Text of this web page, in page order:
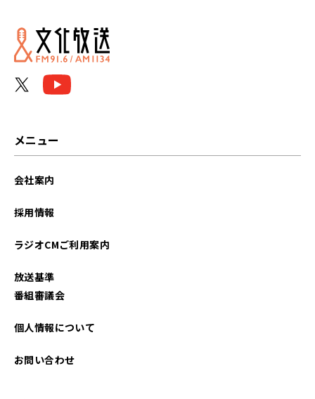
メニュー
会社案内
採用情報
ラジオCMご利用案内
放送基準
番組審議会
個人情報について
お問い合わせ